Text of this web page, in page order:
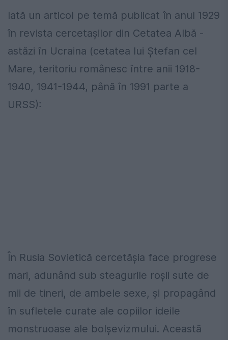
Iată un articol pe temă publicat în anul 1929
în revista cercetașilor din Cetatea Albă -
astăzi în Ucraina (cetatea lui Ștefan cel
Mare, teritoriu românesc între anii 1918-
1940, 1941-1944, până în 1991 parte a
URSS):
În Rusia Sovietică cercetășia face progrese
mari, adunând sub steagurile roșii sute de
mii de tineri, de ambele sexe, și propagând
în sufletele curate ale copiilor ideile
monstruoase ale bolșevizmului. Această